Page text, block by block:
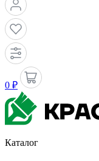
0 ₽
Каталог